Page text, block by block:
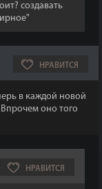
создавать
НРАВИТСЯ
в каждой новой
Впрочем оно того
НРАВИТСЯ